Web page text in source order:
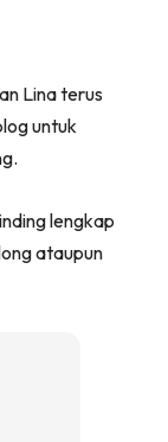
Lina terus
untuk
lengkap
ataupun